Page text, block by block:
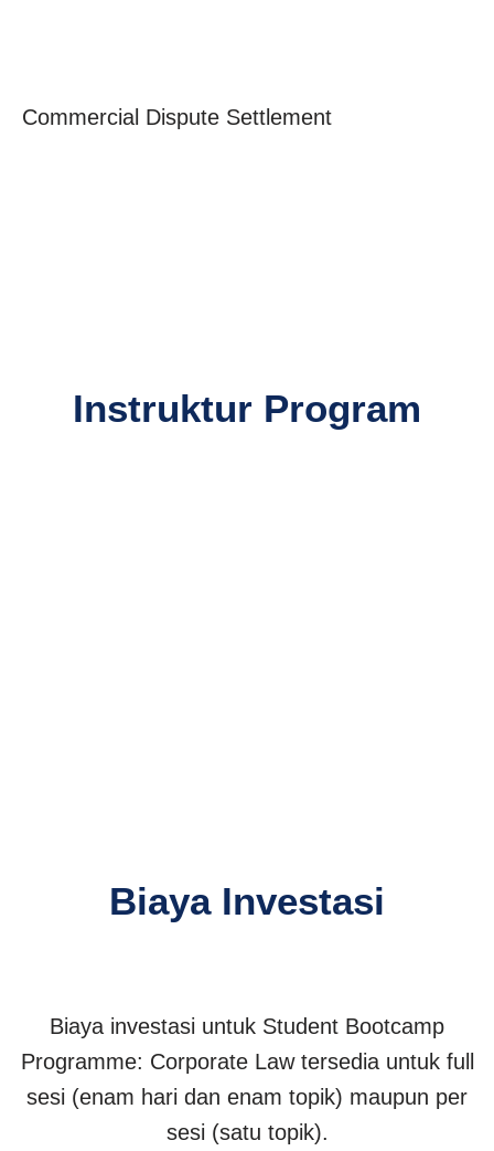
Commercial Dispute Settlement
Instruktur Program
Biaya Investasi
Biaya investasi untuk Student Bootcamp
Programme: Corporate Law tersedia untuk full
sesi (enam hari dan enam topik) maupun per
sesi (satu topik).